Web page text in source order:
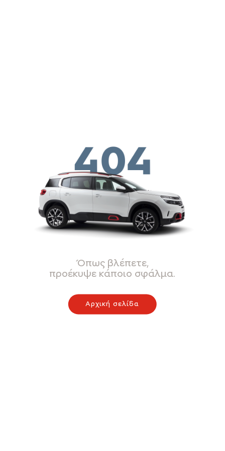
Όπως βλέπετε,
προέκυψε κάποιο σφάλμα.
Αρχική σελίδα